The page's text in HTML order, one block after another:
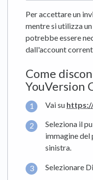
Per accettare un
mentre si utilizza
potrebbe essere
dall'account
Come
YouVersion
Vai su
Seleziona il
immagine del
sinistra.
Selezionare